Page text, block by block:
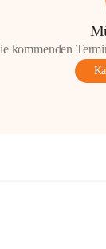
kommenden